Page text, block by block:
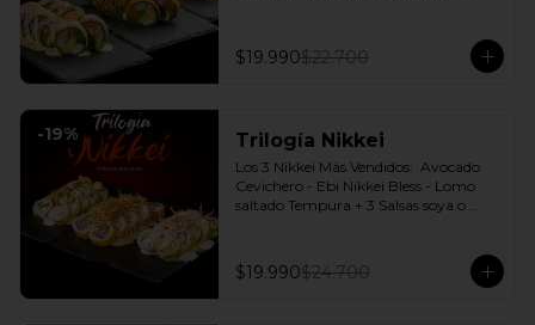
$19.990$22.700
-19% Trilogía Nikkei
Los 3 Nikkei Más Vendidos:  Avocado
Cevichero - Ebi Nikkei Bless - Lomo
saltado Tempura + 3 Salsas soya o
$19.990$24.700